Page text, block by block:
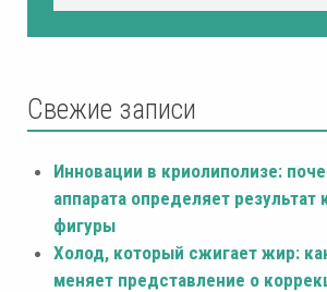
Свежие записи
Инновации в криолиполизе:
аппарата определяет результат
фигуры
Холод, который сжигает жир:
меняет представление о